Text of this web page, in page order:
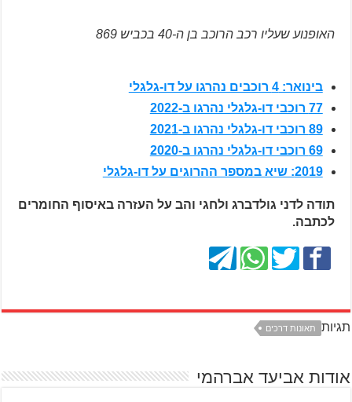
האופנוע שעליו רכב הרוכב בן ה-40 בכביש 869
בינואר: 4 רוכבים נהרגו על דו-גלגלי
77 רוכבי דו-גלגלי נהרגו ב-2022
89 רוכבי דו-גלגלי נהרגו ב-2021
69 רוכבי דו-גלגלי נהרגו ב-2020
2019: שיא במספר ההרוגים על דו-גלגלי
תודה לדני גולדברג ולחגי והב על העזרה באיסוף החומרים
לכתבה.
תגיות תאונות דרכים
אודות אביעד אברהמי